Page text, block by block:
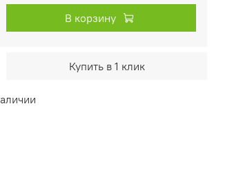
В корзину
Купить в 1 клик